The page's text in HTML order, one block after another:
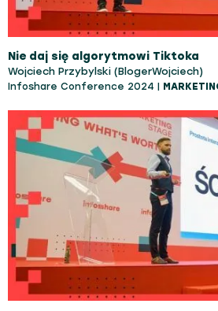
Nie daj się algorytmowi Tiktoka
Wojciech Przybylski (BlogerWojciech)
Infoshare Conference 2024 |